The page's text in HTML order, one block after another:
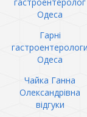
Одеса
Гарні
гастроентерологи
Одеса
Чайка Ганна
Олександрівна
відгуки